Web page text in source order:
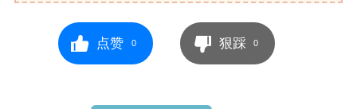
点赞 0 狠踩 0